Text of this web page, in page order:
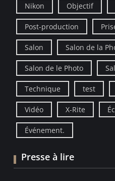
Nikon Objectif
Post-production
Salon Salon de la
Salon de le Photo
Technique test
Vidéo X-Rite
Événement.
Presse à lire